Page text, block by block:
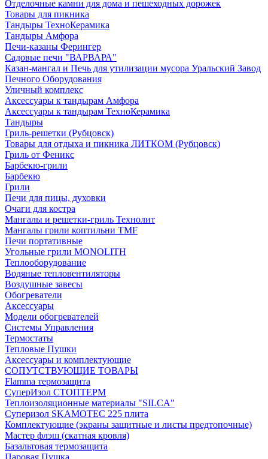
Отделочные камни для дома и пешеходных дорожек
Товары для пикника
Тандыры ТехноКерамика
Тандыры Амфора
Печи-казаны Ферингер
Садовые печи "ВАРВАРА"
Казан-мангал и Печь для утилизации мусора Уральский Завод
Печного Оборудования
Уличный комплекс
Аксессуары к тандырам Амфора
Аксессуары к тандырам ТехноКерамика
Тандыры
Гриль-решетки (Рубцовск)
Товары для отдыха и пикника ЛИТКОМ (Рубцовск)
Гриль от Феникс
Барбекю-грили
Барбекю
Грили
Печи для пицы, духовки
Очаги для костра
Мангалы и решетки-гриль Технолит
Мангалы грили коптильни TMF
Печи портативные
Угольные грили MONOLITH
Теплооборудование
Водяные тепловентиляторы
Воздушные завесы
Обогреватели
Аксессуары
Модели обогревателей
Системы Управления
Термостаты
Тепловые Пушки
Аксессуары и комплектующие
СОПУТСТВУЮЩИЕ ТОВАРЫ
Flamma термозащита
СуперИзол СТОПТЕРМ
Теплоизоляционные материалы "SILCA"
Суперизол SKAMOTEC 225 плита
Комплектующие (экраны защитные и листы предтопочные)
Мастер флэш (скатная кровля)
Базальтовая термозащита
Паровая Пушка